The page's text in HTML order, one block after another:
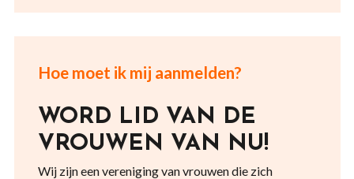
Hoe moet ik mij aanmelden?
WORD LID VAN DE
VROUWEN VAN NU!
Wij zijn een vereniging van vrouwen die zich